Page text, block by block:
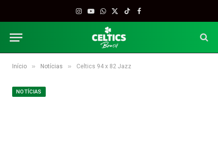
Instagram
YouTube
WhatsApp
X
TikTokFacebook
Início » Notícias » Celtics 94 x 82 Jazz
NOTÍCIAS